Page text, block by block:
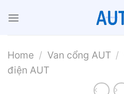
đến
Home / Van cổng AUT /
điện AUT